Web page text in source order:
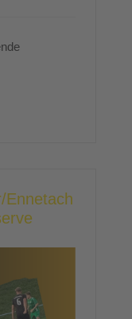
Ennetach